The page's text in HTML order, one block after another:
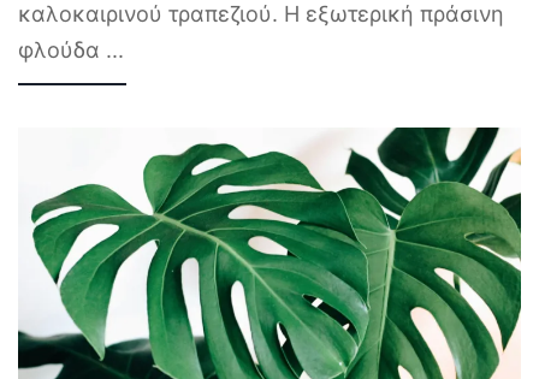
καλοκαιρινού τραπεζιού. Η εξωτερική πράσινη
φλούδα ...